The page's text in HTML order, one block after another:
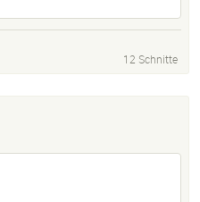
12 Schnitte